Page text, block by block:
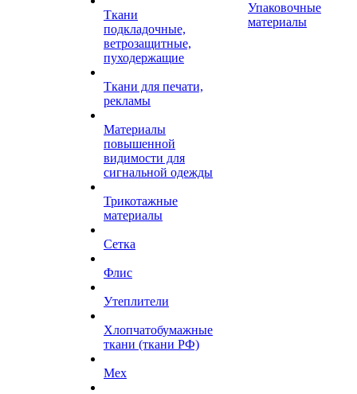
Ткани
подкладочные,
ветрозащитные,
пуходержащие
Ткани для печати,
рекламы
Материалы
повышенной
видимости для
сигнальной одежды
Трикотажные
материалы
Сетка
Флис
Утеплители
Хлопчатобумажные
ткани (ткани РФ)
Мех
Упаковочные
материалы